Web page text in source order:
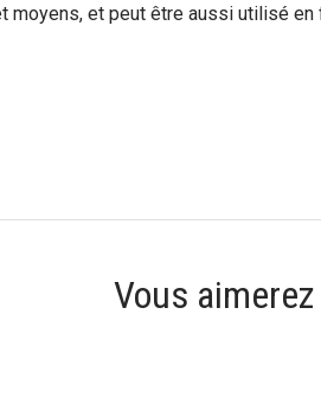
et peut être aussi utilisé en
Vous